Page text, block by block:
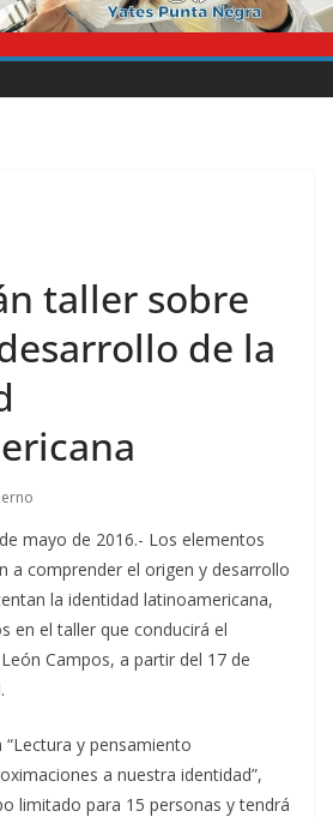
taller sobre
de la
mayo de 2016.- Los elementos
a comprender el origen y desarrollo
la identidad latinoamericana,
en el taller que conducirá el
Campos, a partir del 17 de
y pensamiento
a nuestra identidad”,
limitado para 15 personas y tendrá